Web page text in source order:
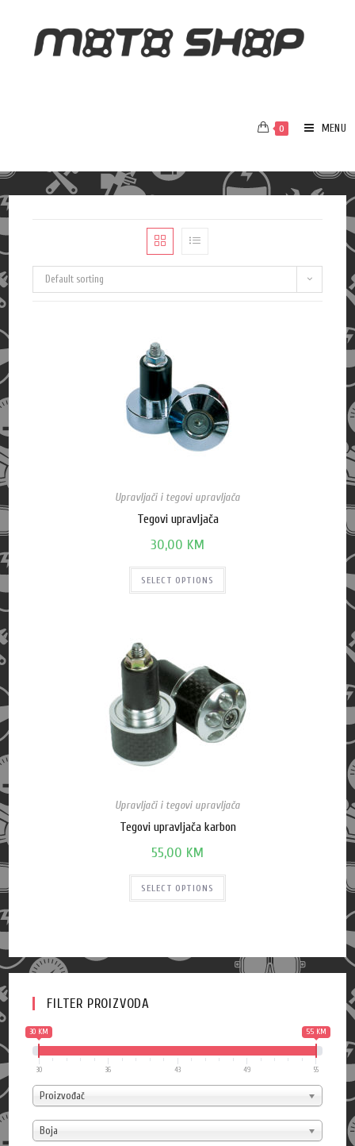
0 MENU
Default sorting
Upravljači i tegovi upravljača
Tegovi upravljača
30,00 KM
SELECT OPTIONS
Upravljači i tegovi upravljača
Tegovi upravljača karbon
55,00 KM
SELECT OPTIONS
FILTER PROIZVODA
30 KM 55 KM
30 36 43 49 55
Proizvođač
Boja